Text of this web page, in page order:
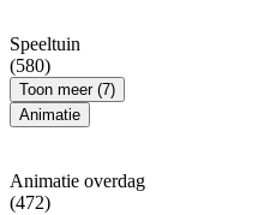
Speeltuin
(580)
Toon meer (7)
Animatie
Animatie overdag
(472)